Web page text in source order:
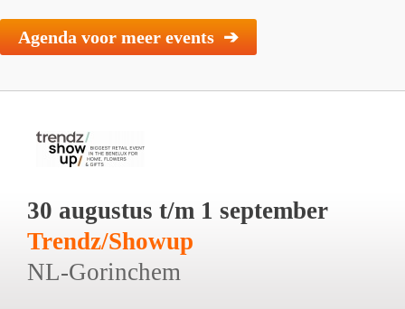
Agenda voor meer events ➔
30 augustus t/m 1 september
Trendz/Showup
NL-Gorinchem